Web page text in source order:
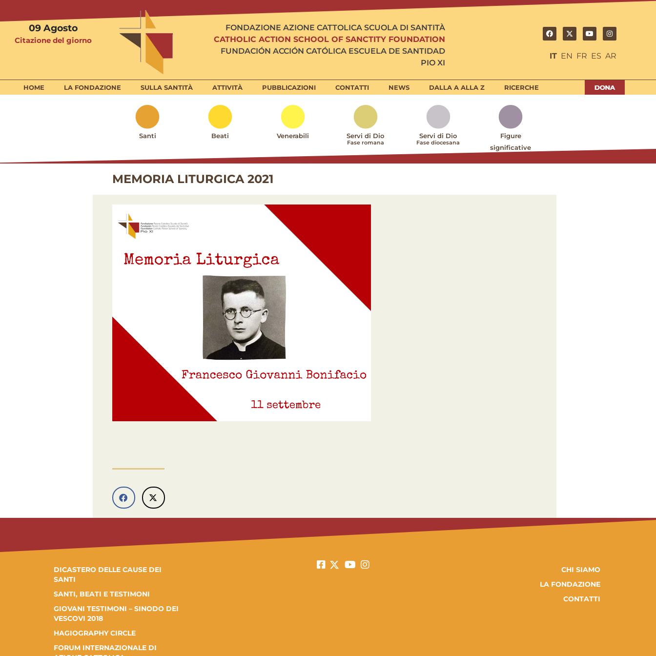
09 Agosto
Citazione del giorno
FONDAZIONE AZIONE CATTOLICA SCUOLA DI SANTITÀ
CATHOLIC ACTION SCHOOL OF SANCTITY FOUNDATION
FUNDACIÓN ACCIÓN CATÓLICA ESCUELA DE SANTIDAD
PIO XI
IT EN FR ES AR
HOME LA FONDAZIONE SULLA SANTITÀ ATTIVITÀ PUBBLICAZIONI CONTATTI NEWS DALLA A ALLA Z RICERCHE
Santi Beati Venerabili Servi di Dio
Fase romana
Servi di Dio
Fase diocesana
Figure
significative
MEMORIA LITURGICA 2021
DICASTERO DELLE CAUSE DEI
SANTI
SANTI, BEATI E TESTIMONI
GIOVANI TESTIMONI – SINODO DEI
VESCOVI 2018
HAGIOGRAPHY CIRCLE
FORUM INTERNAZIONALE DI
CHI SIAMO
LA FONDAZIONE
CONTATTI